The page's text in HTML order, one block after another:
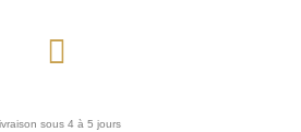
sous 4 à 5 jours